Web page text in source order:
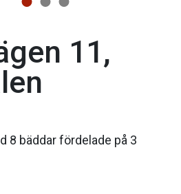
11,
8 bäddar fördelade på 3